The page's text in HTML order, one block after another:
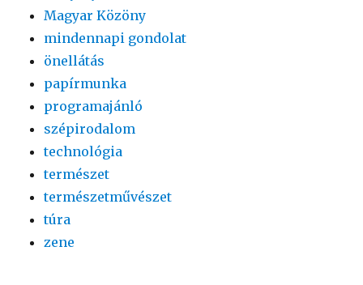
Magyar Közöny
mindennapi gondolat
önellátás
papírmunka
programajánló
szépirodalom
technológia
természet
természetművészet
túra
zene